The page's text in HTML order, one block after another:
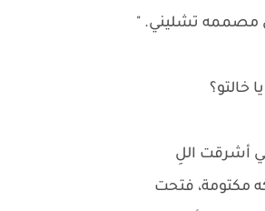
مصممه تشليني. "
خالتو؟
أشرقت اللِ
مكتومة، فتحت